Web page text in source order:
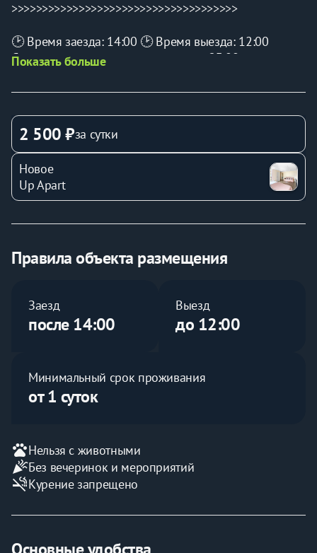
>>>>>>>>>>>>>>>>>>>>>>>>>>>>>>>>>>>>>
🕑 Время заезда: 14:00 🕑 Время выезда: 12:00
Самое позднее время заселения до 23:00.
📌 Звонки принимаются с 8:00 до 23:00
предварительному бронированию.
Ранний заезд и поздний выезд обсуждается заранее.
>>>>>>>>>>>>>>>>>>>>>>>>>>>>>>>>>>>>>
Фото полностью соответствуют действительности.
📌При длительном проживании скидка.
Для комфортного пребывания всё предусмотрено: 📍
новый ремонт, 📍современный дизайн, 📍удобная
комплектом воздушных полотенец, 📍бытовая
техника, 📍столовые приборы, 📍необходимая
>>>>>>>>>>>>>>>>>>>>>>>>>>>>>>>>>>>>>
👍Возможно заселение до 6 человек.
Показать больше
2 500 ₽за сутки
Новое
Up Apart
Правила объекта размещения
Заезд
после 14:00
Выезд
до 12:00
Минимальный срок проживания
от 1 суток
petsНельзя с животными
celebrationБез вечеринок и мероприятий
smoke_freeКурение запрещено